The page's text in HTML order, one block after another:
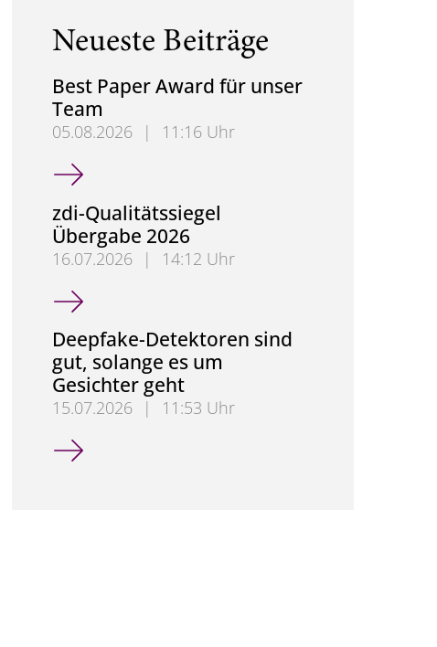
Neueste Beiträge
Best Paper Award für unser
Team
05.08.2026 |
11:16 Uhr
Best Paper Award für unser Team
zdi-Qualitätssiegel
Übergabe 2026
16.07.2026 |
14:12 Uhr
zdi-Qualitätssiegel Übergabe 2026
Deepfake-Detektoren sind
gut, solange es um
Gesichter geht
15.07.2026 |
11:53 Uhr
Deepfake-Detektoren sind gut, solange es um